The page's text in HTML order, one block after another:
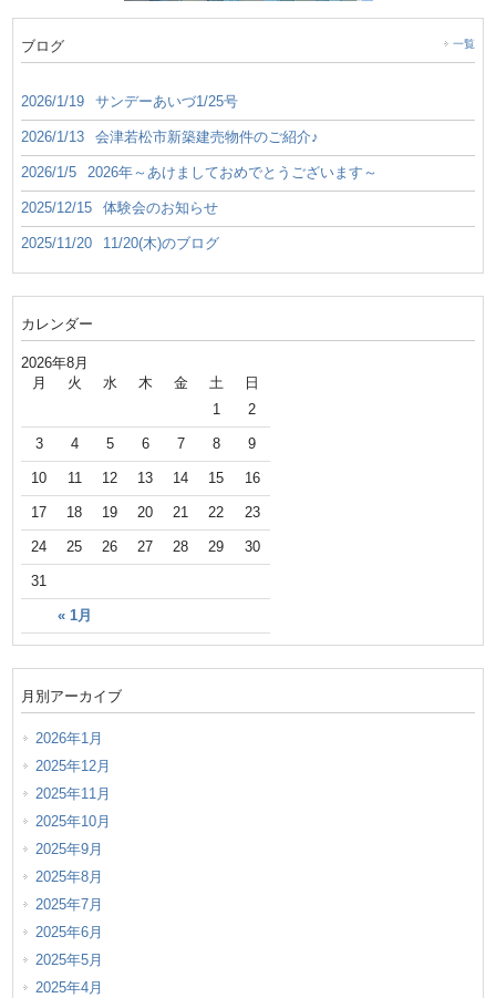
ブログ 一覧
2026/1/19 サンデーあいづ1/25号
2026/1/13 会津若松市新築建売物件のご紹介♪
2026/1/5 2026年～あけましておめでとうございます～
2025/12/15 体験会のお知らせ
2025/11/20 11/20(木)のブログ
カレンダー
2026年8月
月 火 水 木 金 土 日
« 1月
1 2
3 4 5 6 7 8 9
10 11 12 13 14 15 16
17 18 19 20 21 22 23
24 25 26 27 28 29 30
31
月別アーカイブ
2026年1月
2025年12月
2025年11月
2025年10月
2025年9月
2025年8月
2025年7月
2025年6月
2025年5月
2025年4月